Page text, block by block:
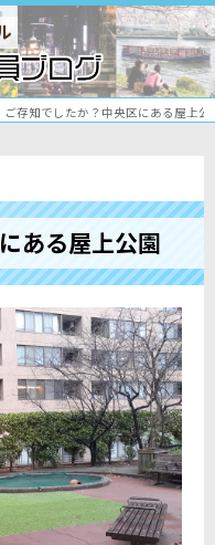
ご存知でしたか？中央区にある屋上公
ある屋上公園